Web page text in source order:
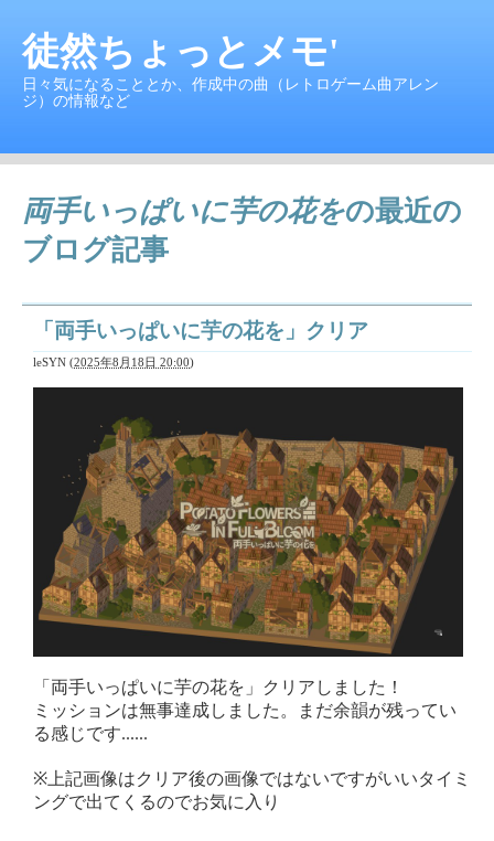
徒然ちょっとメモ'
日々気になることとか、作成中の曲（レトロゲーム曲アレン
ジ）の情報など
両手いっぱいに芋の花をの最近の
ブログ記事
「両手いっぱいに芋の花を」クリア
leSYN (2025年8月18日 20:00)
「両手いっぱいに芋の花を」クリアしました！
ミッションは無事達成しました。まだ余韻が残ってい
る感じです......
※上記画像はクリア後の画像ではないですがいいタイミ
ングで出てくるのでお気に入り